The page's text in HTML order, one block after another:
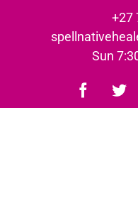
+27
Sun